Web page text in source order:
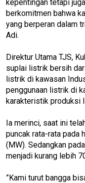
kepentingan tetapi
berkomitmen bahwa
yang berperan dalam
Adi.
Direktur Utama TJS,
suplai listrik bersih
listrik di kawasan
penggunaan listrik di
karakteristik produksi
Ia merinci, saat ini
puncak rata-rata pada
(MW). Sedangkan
menjadi kurang lebih
”Kami turut bangga